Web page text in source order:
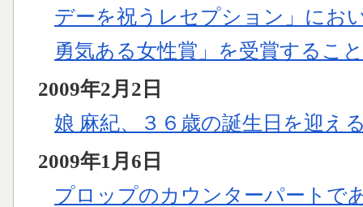
デーを祝うレセプション」にお
勇気ある女性賞」を受賞するこ
2009年2月2日
娘 麻紀、３６歳の誕生日を迎え
2009年1月6日
プロップのカウンターパートで